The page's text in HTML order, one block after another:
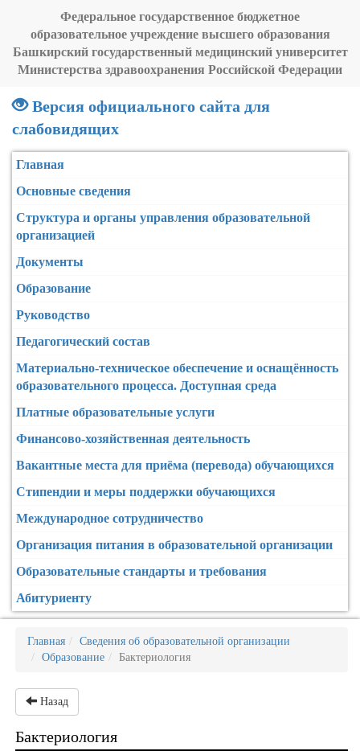
Федеральное государственное бюджетное
образовательное учреждение высшего образования
Башкирский государственный медицинский университет
Министерства здравоохранения Российской Федерации
Версия официального сайта для
слабовидящих
Главная
Основные сведения
Структура и органы управления образовательной
организацией
Документы
Образование
Руководство
Педагогический состав
Материально-техническое обеспечение и оснащённость
образовательного процесса. Доступная среда
Платные образовательные услуги
Финансово-хозяйственная деятельность
Вакантные места для приёма (перевода) обучающихся
Стипендии и меры поддержки обучающихся
Международное сотрудничество
Организация питания в образовательной организации
Образовательные стандарты и требования
Абитуриенту
Главная
Сведения об образовательной организации
Образование
Бактериология
Назад
Бактериология